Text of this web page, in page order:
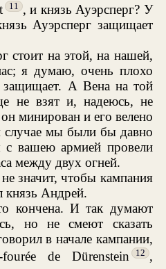
11
, и князь Ауэрсперг? У
Ауэрсперг защищает
стоит на этой, на нашей,
я думаю, очень плохо
защищает. А Вена на той
не взят и, надеюсь, не
минирован и его велено
случае мы были бы давно
вашею армией провели
между двух огней.
значит, чтобы кампания
князь Андрей.
И так думают
но не смеют сказать
в начале кампании,
de Dürenstein
12 ,